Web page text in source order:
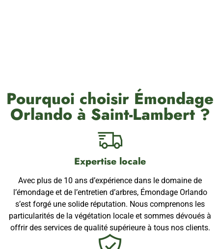
Pourquoi choisir Émondage
Orlando à Saint-Lambert ?
Expertise locale
Avec plus de 10 ans d’expérience dans le domaine de
l’émondage et de l’entretien d’arbres, Émondage Orlando
s’est forgé une solide réputation. Nous comprenons les
particularités de la végétation locale et sommes dévoués à
offrir des services de qualité supérieure à tous nos clients.